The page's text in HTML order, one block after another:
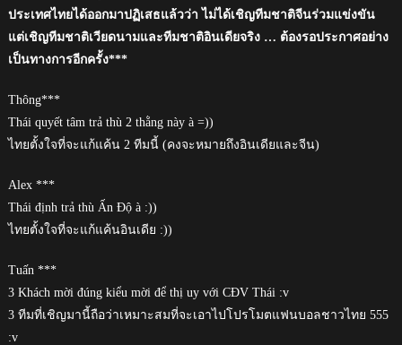
ประเทศไทยได้ออกมาปฏิเสธแล้วว่า ไม่ได้เชิญทีมชาติจีนร่วมแข่งขัน
แต่เชิญทีมชาติเวียดนามและทีมชาติอินเดียจริง … ต้องรอประกาศอย่าง
เป็นทางการอีกครั้ง***
Thông***
Thái quyết tâm trả thù 2 thằng này à =))
ไทยตั้งใจที่จะแก้แค้น 2 ทีมนี้ (คงจะหมายถึงอินเดียและจีน)
Alex ***
Thái định trả thù Ấn Độ à :))
ไทยตั้งใจที่จะแก้แค้นอินเดีย :))
Tuấn ***
3 Khách mời đúng kiểu mời để thị uy với CĐV Thái :v
3 ทีมที่เชิญมานี้ถือว่าเหมาะสมที่จะเอาไปโปรโมตแฟนบอลชาวไทย 555
:v